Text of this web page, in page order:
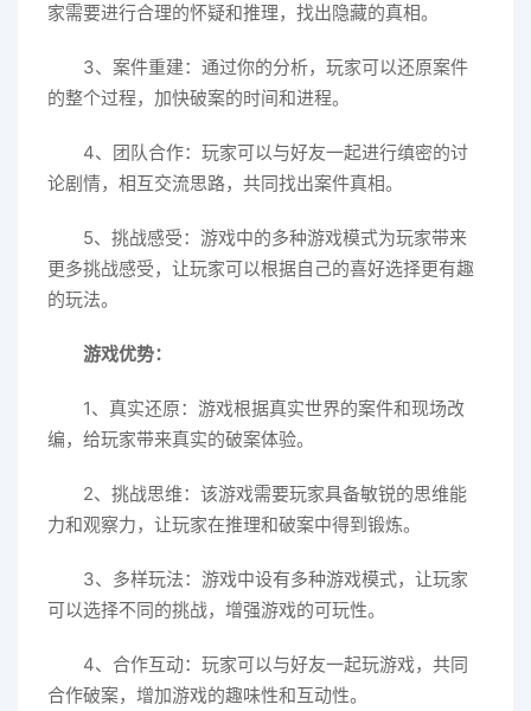
家需要进行合理的怀疑和推理，找出隐藏的真相。
3、案件重建：通过你的分析，玩家可以还原案件
的整个过程，加快破案的时间和进程。
4、团队合作：玩家可以与好友一起进行缜密的讨
论剧情，相互交流思路，共同找出案件真相。
5、挑战感受：游戏中的多种游戏模式为玩家带来
更多挑战感受，让玩家可以根据自己的喜好选择更有趣
的玩法。
游戏优势：
1、真实还原：游戏根据真实世界的案件和现场改
编，给玩家带来真实的破案体验。
2、挑战思维：该游戏需要玩家具备敏锐的思维能
力和观察力，让玩家在推理和破案中得到锻炼。
3、多样玩法：游戏中设有多种游戏模式，让玩家
可以选择不同的挑战，增强游戏的可玩性。
4、合作互动：玩家可以与好友一起玩游戏，共同
合作破案，增加游戏的趣味性和互动性。